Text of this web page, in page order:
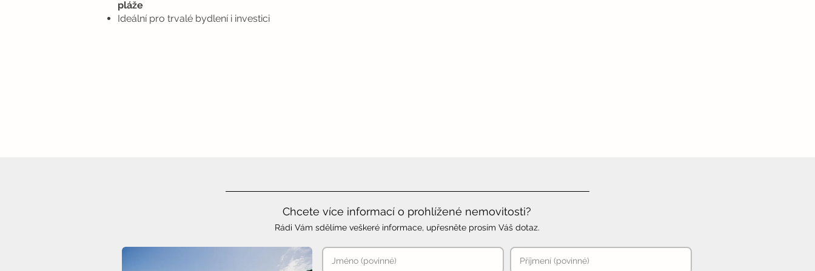
pláže
Ideální pro trvalé bydlení i investici
Chcete více informací o prohlížené nemovitosti?
Rádi Vám sdělíme veškeré informace, upřesněte prosím Váš dotaz.